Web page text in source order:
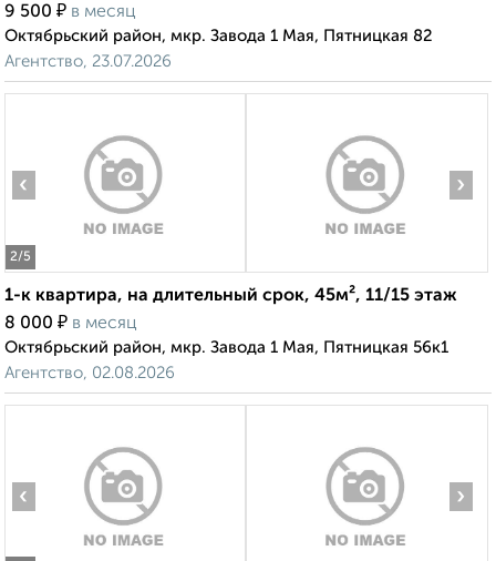
9 500 ₽ в месяц
Октябрьский район, мкр. Завода 1 Мая, Пятницкая 82
Агентство, 23.07.2026
2/5
‹ ›
1-к квартира, на длительный срок, 45м², 11/15 этаж
8 000 ₽ в месяц
Октябрьский район, мкр. Завода 1 Мая, Пятницкая 56к1
Агентство, 02.08.2026
‹ ›